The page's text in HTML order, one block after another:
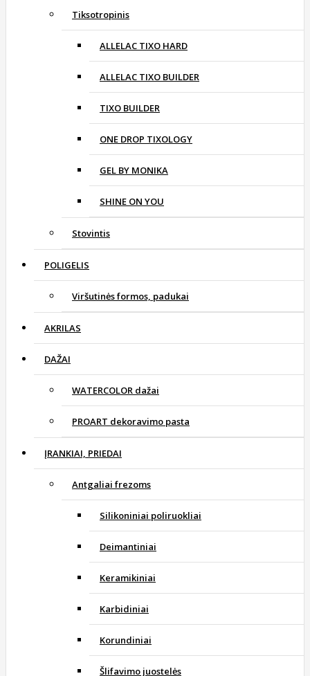
Tiksotropinis
ALLELAC TIXO HARD
ALLELAC TIXO BUILDER
TIXO BUILDER
ONE DROP TIXOLOGY
GEL BY MONIKA
SHINE ON YOU
Stovintis
POLIGELIS
Viršutinės formos, padukai
AKRILAS
DAŽAI
WATERCOLOR dažai
PROART dekoravimo pasta
ĮRANKIAI, PRIEDAI
Antgaliai frezoms
Silikoniniai poliruokliai
Deimantiniai
Keramikiniai
Karbidiniai
Korundiniai
Šlifavimo juostelės